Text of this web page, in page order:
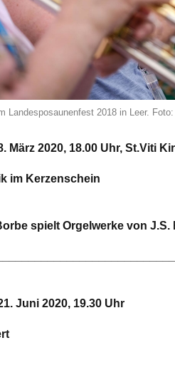
Landesposaunenfest 2018 in Leer.
März 2020, 18.00 Uhr, St.Viti
im Kerzenschein
spielt Orgelwerke von J.S.
Juni 2020, 19.30 Uhr